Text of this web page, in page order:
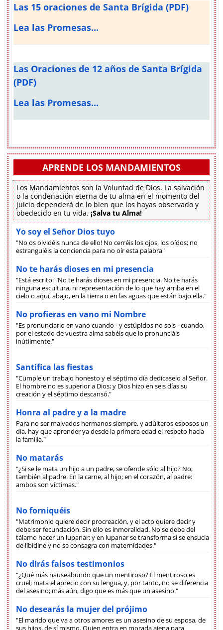
Las 15 oraciones de Santa Brígida (PDF)
Lea las Promesas...
Las Oraciones de 12 años de Santa Brígida
(PDF)
Lea las Promesas...
APRENDE LOS MANDAMIENTOS
Los Mandamientos son la Voluntad de Dios. La salvación
o la condenación eterna de tu alma en el momento del
juicio dependerá de lo bien que los hayas observado y
obedecido en tu vida. ¡Salva tu Alma!
Yo soy el Señor Dios tuyo
"No os olvidéis nunca de ello! No cerréis los ojos, los oídos; no
estranguléis la conciencia para no oír esta palabra"
No te harás dioses en mi presencia
"Está escrito: "No te harás dioses en mi presencia. No te harás
ninguna escultura, ni representación de lo que hay arriba en el
cielo o aquí, abajo, en la tierra o en las aguas que están bajo ella."
No profieras en vano mi Nombre
"Es pronunciarlo en vano cuando - y estúpidos no sois - cuando,
por el estado de vuestra alma sabéis que lo pronunciáis
inútilmente."
Santifica las fiestas
"Cumple un trabajo honesto y el séptimo día dedícaselo al Señor.
El hombre no es superior a Dios; y Dios hizo en seis días su
creación y el séptimo descansó."
Honra al padre y a la madre
Para no ser malvados hermanos siempre, y adúlteros esposos un
día, hay que aprender ya desde la primera edad el respeto hacia
la familia."
No matarás
"¿Si se le mata un hijo a un padre, se ofende sólo al hijo? No;
también al padre. En la carne, al hijo; en el corazón, al padre:
ambos son víctimas."
No forniquéis
"Matrimonio quiere decir procreación, y el acto quiere decir y
debe ser fecundación. Sin ello es inmoralidad. No se debe del
tálamo hacer un lupanar; y en lupanar se transforma si se ensucia
de libídine y no se consagra con maternidades."
No dirás falsos testimonios
"¿Qué más nauseabundo que un mentiroso? El mentiroso es
cruel; mata el aprecio con su lengua, y, por tanto, no se diferencia
del asesino; más aún, digo que es más que un asesino."
No desearás la mujer del prójimo
"El marido que va a otros amores es un asesino de su esposa, de
sus hijos, de sí mismo. Quien entra en morada ajena para